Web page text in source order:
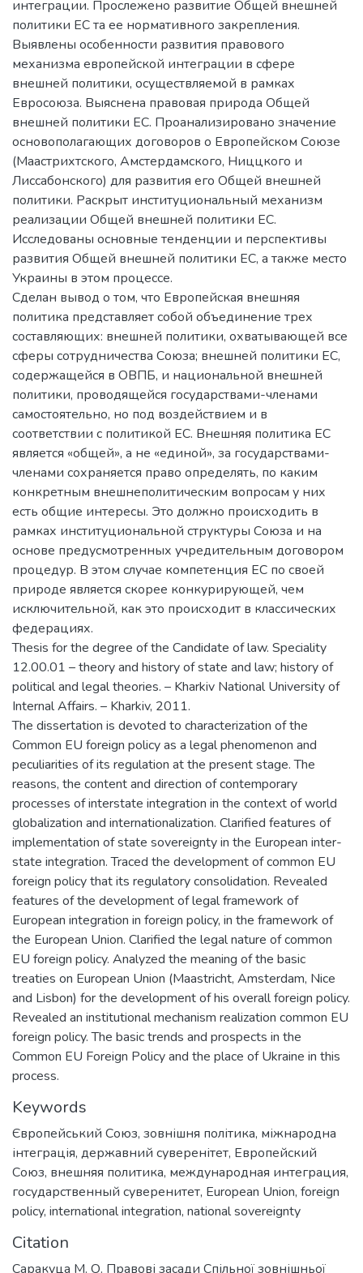
интеграции. Прослежено развитие Общей внешней
политики ЕС та ее нормативного закрепления.
Выявлены особенности развития правового
механизма европейской интеграции в сфере
внешней политики, осуществляемой в рамках
Евросоюза. Выяснена правовая природа Общей
внешней политики ЕС. Проанализировано значение
основополагающих договоров о Европейском Союзе
(Маастрихтского, Амстердамского, Ниццкого и
Лиссабонского) для развития его Общей внешней
политики. Раскрыт институциональный механизм
реализации Общей внешней политики ЕС.
Исследованы основные тенденции и перспективы
развития Общей внешней политики ЕС, а также место
Украины в этом процессе.
Сделан вывод о том, что Европейская внешняя
политика представляет собой объединение трех
составляющих: внешней политики, охватывающей все
сферы сотрудничества Союза; внешней политики ЕС,
содержащейся в ОВПБ, и национальной внешней
политики, проводящейся государствами-членами
самостоятельно, но под воздействием и в
соответствии с политикой ЕС. Внешняя политика ЕС
является «общей», а не «единой», за государствами-
членами сохраняется право определять, по каким
конкретным внешнеполитическим вопросам у них
есть общие интересы. Это должно происходить в
рамках институциональной структуры Союза и на
основе предусмотренных учредительным договором
процедур. В этом случае компетенция ЕС по своей
природе является скорее конкурирующей, чем
исключительной, как это происходит в классических
федерациях.
Thesis for the degree of the Candidate of law. Speciality
12.00.01 – theory and history of state and law; history of
political and legal theories. – Kharkiv National University of
Internal Affairs. – Kharkiv, 2011.
The dissertation is devoted to characterization of the
Common EU foreign policy as a legal phenomenon and
peculiarities of its regulation at the present stage. The
reasons, the content and direction of contemporary
processes of interstate integration in the context of world
globalization and internationalization. Clarified features of
implementation of state sovereignty in the European inter-
state integration. Traced the development of common EU
foreign policy that its regulatory consolidation. Revealed
features of the development of legal framework of
European integration in foreign policy, in the framework of
the European Union. Clarified the legal nature of common
EU foreign policy. Analyzed the meaning of the basic
treaties on European Union (Maastricht, Amsterdam, Nice
and Lisbon) for the development of his overall foreign policy.
Revealed an institutional mechanism realization common EU
foreign policy. The basic trends and prospects in the
Common EU Foreign Policy and the place of Ukraine in this
process.
Keywords
Європейський Союз, зовнішня політика, міжнародна
інтеграція, державний суверенітет, Европейский
Союз, внешняя политика, международная интеграция,
государственный суверенитет, European Union, foreign
policy, international integration, national sovereignty
Citation
Саракуца М. О. Правові засади Спільної зовнішньої